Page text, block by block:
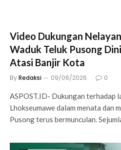
Video Dukungan
Waduk Teluk Pusong
Atasi Banjir Kota
ByRedaksi 09/06/2026 0
ASPOST.ID- Dukungan terhadap
Lhokseumawe dalam menata dan
Pusong terus bermunculan.